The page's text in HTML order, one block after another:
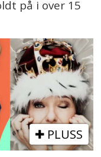
på i over 15
PLUSS